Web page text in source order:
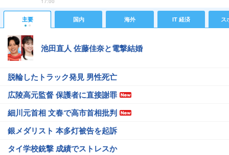
主要 国内 海外 IT 経済 ス
池田直人 佐藤佳奈と電撃結婚
脱輪したトラック発見 男性死亡
広陵高元監督 保護者に直接謝罪
細川元首相 文春で高市首相批判
銀メダリスト 本多灯被告を起訴
タイ学校銃撃 成績でストレスか